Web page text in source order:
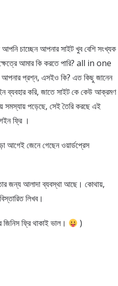
আপনি চাচ্ছেন আপনার সাইট খুব বেশি সংখ্যক
আমার কি করতে পারি? all in one
প্রশ্ন, এসইও কি? এত কিছু জানেন
ব্যবহার করি, জাতে সাইট কে কেউ আক্রমণ
সমস্যায় পড়েছে, সেই তৈরি করছে এই
ফ্রি ।
আগেই জেনে গেছেন ওয়ার্ডপ্রেস
তার জন্য আলাদা ব্যবস্থা আছে। কোথায়,
লিখব।
ফ্রি থাকাই ভাল। )